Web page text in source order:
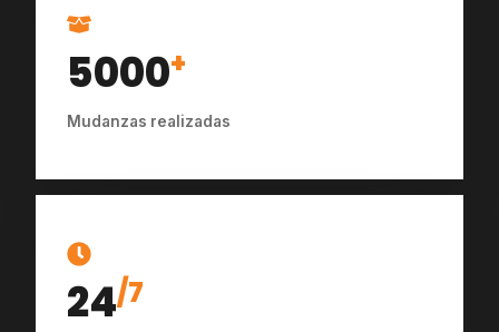
5000+
Mudanzas realizadas
24/7